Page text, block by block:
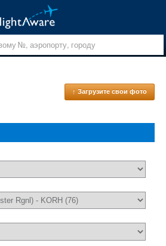
↑ Загрузите свои фото